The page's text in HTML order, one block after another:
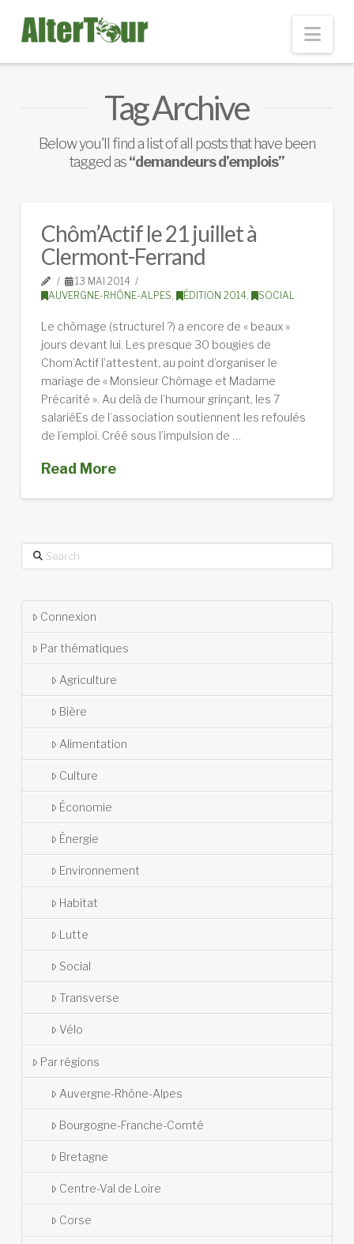
Tag Archive
Below you'll find a list of all posts that have been
tagged as“demandeurs d’emplois”
Chôm’Actif le 21 juillet à
Clermont-Ferrand
13 MAI 2014
AUVERGNE-RHÔNE-ALPES, ÉDITION 2014, SOCIAL
Le chômage (structurel ?) a encore de « beaux »
jours devant lui. Les presque 30 bougies de
Chom’Actif l’attestent, au point d’organiser le
mariage de « Monsieur Chômage et Madame
Précarité ». Au delà de l’humour grinçant, les 7
salariéEs de l’association soutiennent les refoulés
de l’emploi. Créé sous l’impulsion de …
Read More
Search
Connexion
Par thématiques
Agriculture
Bière
Alimentation
Culture
Économie
Énergie
Environnement
Habitat
Lutte
Social
Transverse
Vélo
Par régions
Auvergne-Rhône-Alpes
Bourgogne-Franche-Comté
Bretagne
Centre-Val de Loire
Corse